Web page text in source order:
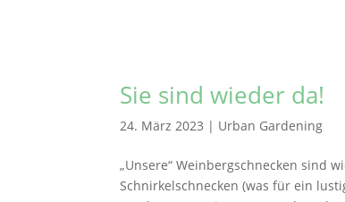
Sie sind wieder da!
24. März 2023 | Urban Gardening
„Unsere“ Weinbergschnecken sind
Schnirkelschnecken (was für ein